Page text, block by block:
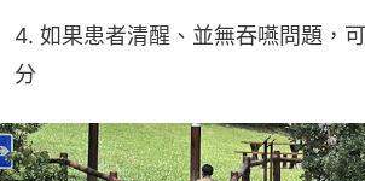
4. 如果患者清醒、並無吞嚥問題，
分